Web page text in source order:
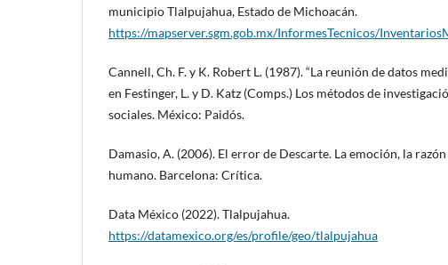
municipio Tlalpujahua, Estado de Michoacán.
https://mapserver.sgm.gob.mx/InformesTecnicos/
Cannell, Ch. F. y K. Robert L. (1987). “La reunión de datos
en Festinger, L. y D. Katz (Comps.) Los métodos de
sociales. México: Paidós.
Damasio, A. (2006). El error de Descarte. La emoción, la
humano. Barcelona: Crítica.
Data México (2022). Tlalpujahua.
https://datamexico.org/es/profile/geo/tlalpujahua